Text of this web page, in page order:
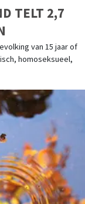
TELT 2,7
van 15 jaar of
homoseksueel,